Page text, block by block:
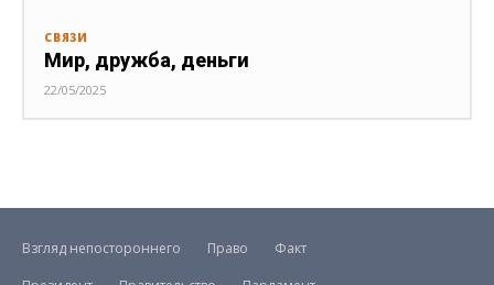
СВЯЗИ
Мир, дружба, деньги
22/05/2025
Взгляд непостороннего Право
Факт